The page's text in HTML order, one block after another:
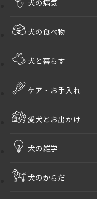
犬の食べ物
犬と暮らす
ケア・お手入れ
愛犬とお出かけ
犬の雑学
犬のからだ